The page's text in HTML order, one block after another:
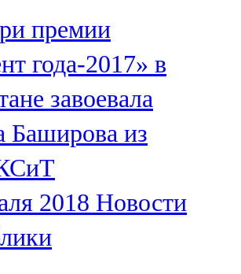
премии
года-2017» в
завоевала
Баширова из
2018 Новости